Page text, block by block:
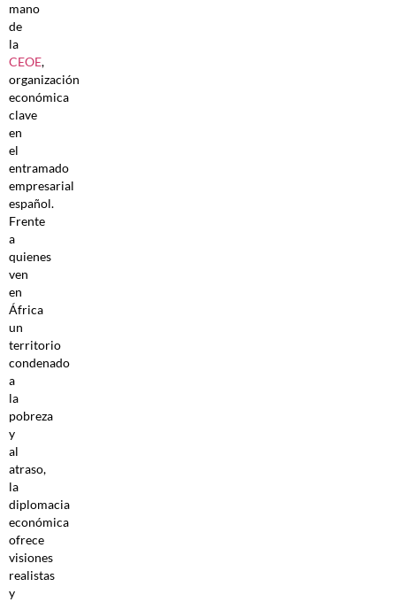
mano
de
la
CEOE,
organización
económica
clave
en
el
entramado
empresarial
español.
Frente
a
quienes
ven
en
África
un
territorio
condenado
a
la
pobreza
y
al
atraso,
la
diplomacia
económica
ofrece
visiones
realistas
y